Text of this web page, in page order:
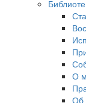
О
Об